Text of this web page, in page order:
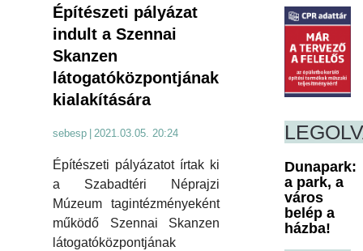
Építészeti pályázat
indult a Szennai
Skanzen
látogatóközpontjának
kialakítására
sebesp 2021.03.05. 20:24
Építészeti pályázatot írtak ki
a Szabadtéri Néprajzi
Múzeum tagintézményeként
működő Szennai Skanzen
látogatóközpontjának
Dunapark:
a park, a
város
belép a
házba!